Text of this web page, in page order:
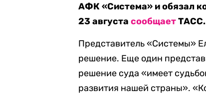
АФК «Система» и обязал
23 августасообщаетТАСС.
Представитель «Системы»
решение. Еще один
решение суда «имеет
развития нашей страны».